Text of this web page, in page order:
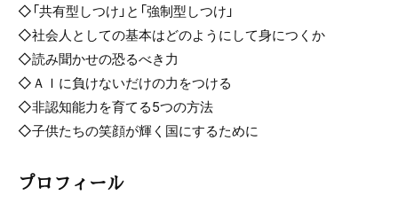
◇「共有型しつけ」と「強制型しつけ」
◇社会人としての基本はどのようにして身につくか
◇読み聞かせの恐るべき力
◇ＡＩに負けないだけの力をつける
◇非認知能力を育てる5つの方法
◇子供たちの笑顔が輝く国にするために
プロフィール